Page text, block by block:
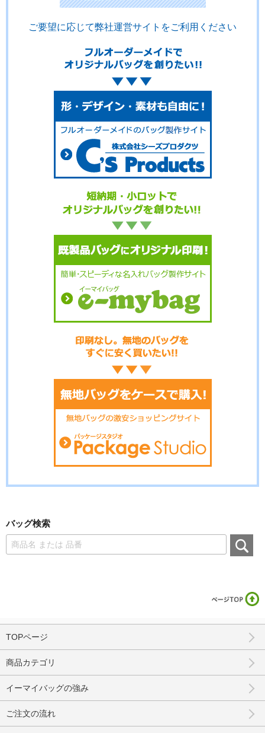
ご要望に応じて弊社運営サイトをご利用ください
バッグ検索
TOPページ
商品カテゴリ
イーマイバッグの強み
ご注文の流れ